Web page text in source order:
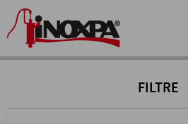
FILTRE